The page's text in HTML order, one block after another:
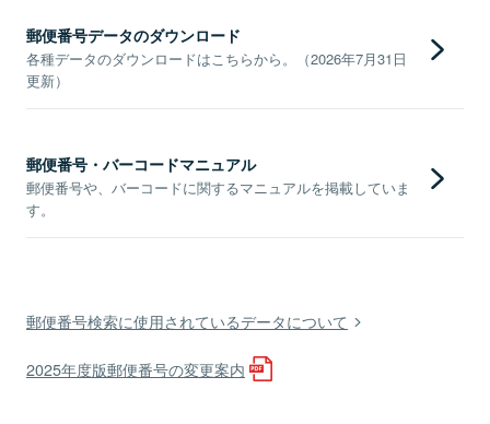
郵便番号データのダウンロード
各種データのダウンロードはこちらから。（2026年7月31日
更新）
郵便番号・バーコードマニュアル
郵便番号や、バーコードに関するマニュアルを掲載していま
す。
郵便番号検索に使用されているデータについて
2025年度版郵便番号の変更案内